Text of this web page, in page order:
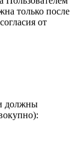
только после
от
должны